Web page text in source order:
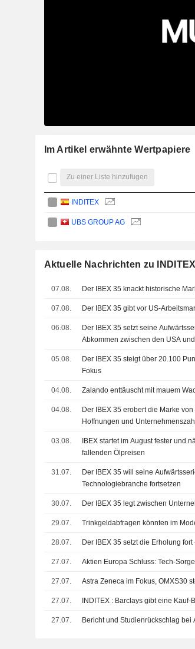
Im Artikel erwähnte Wertpapiere
Zu einer Liste hinzufügen
INDITEX
UBS GROUP AG
Aktuelle Nachrichten zu INDITEX
07.08. Der IBEX 35 knackt historische
07.08. Der IBEX 35 gibt vor US-
06.08.
Der IBEX 35 setzt seine
Abkommen zwischen den USA
05.08.
Der IBEX 35 steigt über 20.100
Fokus
04.08. Zalando enttäuscht mit mauem
04.08.
Der IBEX 35 erobert die Marke
Hoffnungen und
03.08.
IBEX startet im August fester und
fallenden Ölpreisen
31.07.
Der IBEX 35 will seine
Technologiebranche fortsetzen
30.07. Der IBEX 35 legt zwischen
29.07. Trinkgeldabfragen könnten im
28.07. Der IBEX 35 setzt die Erholung
27.07. Aktien Europa Schluss: Tech-
27.07. Astra Zeneca im Fokus, OMXS30
27.07. INDITEX : Barclays gibt eine
27.07. Bericht und Studienrückschlag bei